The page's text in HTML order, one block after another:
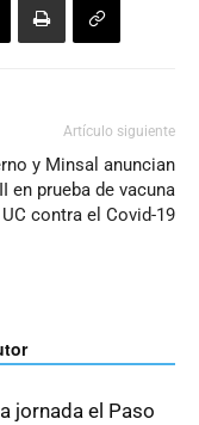
Artículo siguiente
y Minsal anuncian
en prueba de vacuna
contra el Covid-19
jornada el Paso